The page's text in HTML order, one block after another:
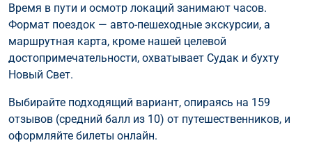
Время в пути и осмотр локаций занимают часов.
Формат поездок — авто-пешеходные экскурсии, а
маршрутная карта, кроме нашей целевой
достопримечательности, охватывает Судак и бухту
Новый Свет.
Выбирайте подходящий вариант, опираясь на 159
отзывов (средний балл из 10) от путешественников, и
оформляйте билеты онлайн.